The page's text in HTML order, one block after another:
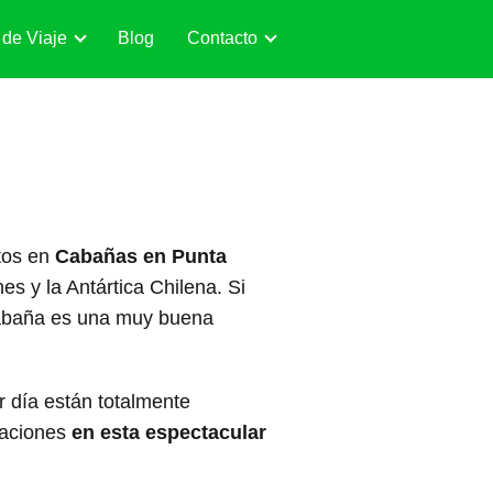
Viaje Blog Contacto
en Cabañas en Punta
y la Antártica Chilena. Si
es una muy buena
día están totalmente
en esta espectacular